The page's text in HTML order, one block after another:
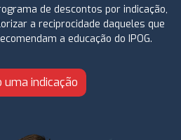
de descontos por indicação,
a reciprocidade daqueles que
a educação do IPOG.
uma indicação